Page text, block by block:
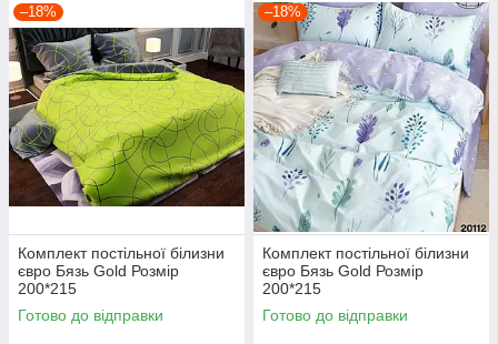
–18%
Комплект постільної білизни
євро Бязь Gold Розмір
200*215
Готово до відправки
–18%
Комплект постільної білизни
євро Бязь Gold Розмір
200*215
Готово до відправки